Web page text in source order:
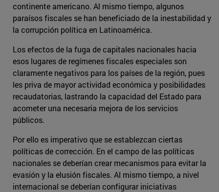
continente americano. Al mismo tiempo, algunos
paraísos fiscales se han beneficiado de la inestabilidad y
la corrupción política en Latinoamérica.
Los efectos de la fuga de capitales nacionales hacia
esos lugares de regímenes fiscales especiales son
claramente negativos para los países de la región, pues
les priva de mayor actividad económica y posibilidades
recaudatorias, lastrando la capacidad del Estado para
acometer una necesaria mejora de los servicios
públicos.
Por ello es imperativo que se establezcan ciertas
políticas de corrección. En el campo de las políticas
nacionales se deberían crear mecanismos para evitar la
evasión y la elusión fiscales. Al mismo tiempo, a nivel
internacional se deberían configurar iniciativas